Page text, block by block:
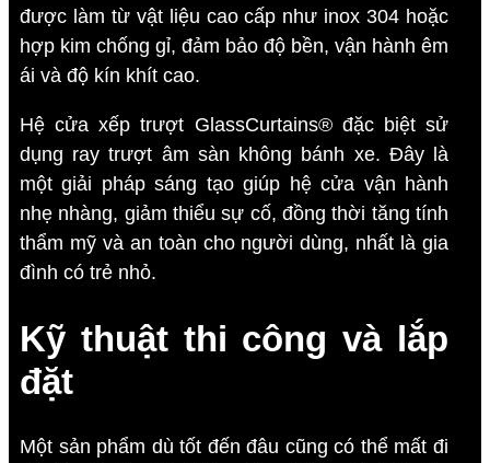
được làm từ vật liệu cao cấp như inox 304 hoặc
hợp kim chống gỉ, đảm bảo độ bền, vận hành êm
ái và độ kín khít cao.
Hệ cửa xếp trượt GlassCurtains® đặc biệt sử
dụng ray trượt âm sàn không bánh xe. Đây là
một giải pháp sáng tạo giúp hệ cửa vận hành
nhẹ nhàng, giảm thiểu sự cố, đồng thời tăng tính
thẩm mỹ và an toàn cho người dùng, nhất là gia
đình có trẻ nhỏ.
Kỹ thuật thi công và lắp
đặt
Một sản phẩm dù tốt đến đâu cũng có thể mất đi